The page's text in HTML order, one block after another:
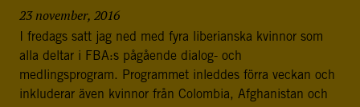
23 november, 2016
I fredags satt jag ned med fyra liberianska kvinnor som
alla deltar i FBA:s pågående dialog- och
medlingsprogram. Programmet inleddes förra veckan och
inkluderar även kvinnor från Colombia, Afghanistan och